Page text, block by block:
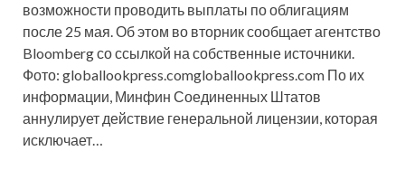
возможности проводить выплаты по облигациям
после 25 мая. Об этом во вторник сообщает агентство
Bloomberg со ссылкой на собственные источники.
Фото: globallookpress.comgloballookpress.com По их
информации, Минфин Соединенных Штатов
аннулирует действие генеральной лицензии, которая
исключает…